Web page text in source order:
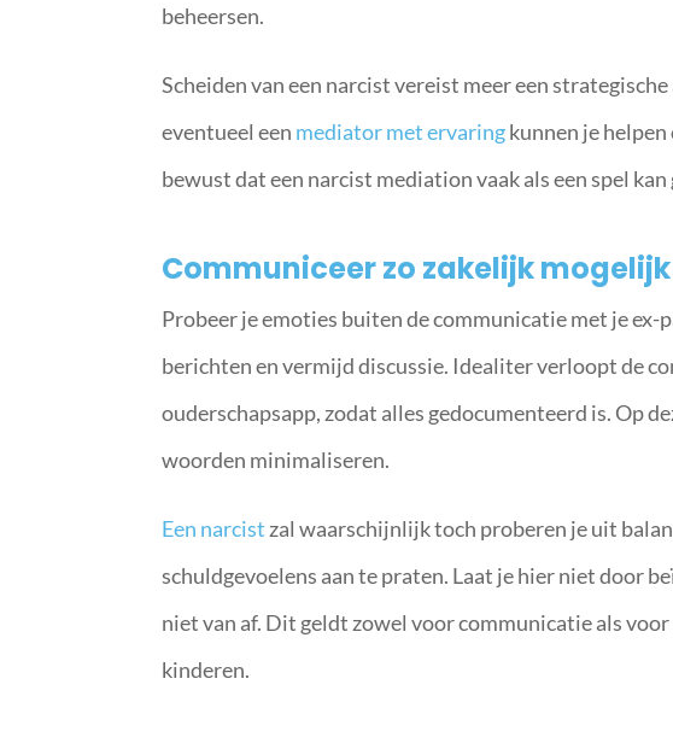
beheersen.
Scheiden van een narcist vereist meer een
eventueel een mediator met ervaringkunnen je
bewust dat een narcist mediation vaak als een spel
Communiceer zo zakelijk mogelijk
Probeer je emoties buiten de communicatie met je
berichten en vermijd discussie. Idealiter verloopt de
ouderschapsapp, zodat alles gedocumenteerd is. Op
woorden minimaliseren.
Een narcist zal waarschijnlijk toch proberen je uit
schuldgevoelens aan te praten. Laat je hier niet door
niet van af. Dit geldt zowel voor communicatie als
kinderen.